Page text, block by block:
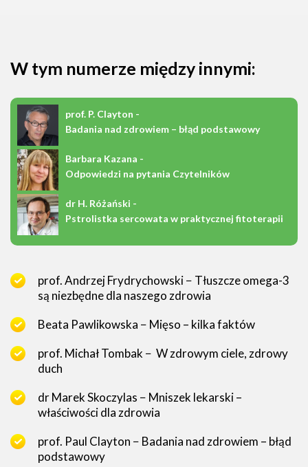
W tym numerze między innymi:
prof. P. Clayton -
Badania nad zdrowiem – błąd podstawowy
Barbara Kazana -
Odpowiedzi na pytania Czytelników
dr H. Różański -
Pstrolistka sercowata w praktycznej fitoterapii
prof. Andrzej Frydrychowski − Tłuszcze omega-3
są niezbędne dla naszego zdrowia
Beata Pawlikowska − Mięso – kilka faktów
prof. Michał Tombak − W zdrowym ciele, zdrowy
duch
dr Marek Skoczylas − Mniszek lekarski –
właściwości dla zdrowia
prof. Paul Clayton − Badania nad zdrowiem – błąd
podstawowy